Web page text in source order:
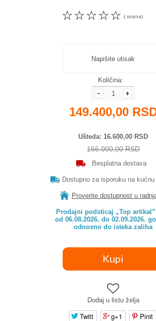
☆
☆
☆
☆
☆ ( ocena)
Napišite utisak
Količina:
149.400,00
Ušteda 16.600,00 RSD
166.000,00 RSD
Besplatna dostava
Dostupno za isporuku na kućnu
Proverite dostupnost u
Prodajni podsticaj „Top
od 06.08.2026. do 02.09.2026.
odnosno do isteka zaliha
Dodaj u listu želja
Twitt g+1 Pinit